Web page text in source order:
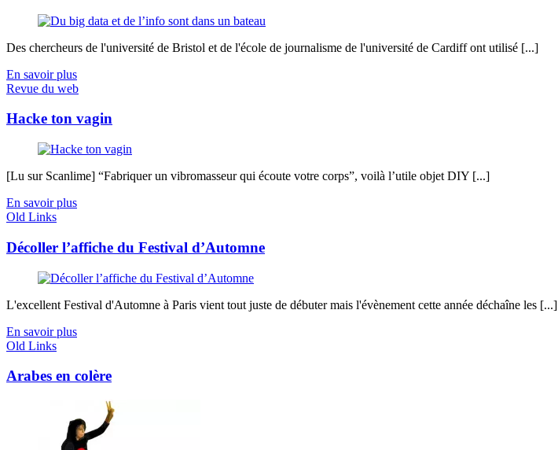
Des chercheurs de l'université de Bristol et de l'école de journalisme de l'université de Cardiff ont utilisé [...]
En savoir plus
Revue du web
Hacke ton vagin
[Lu sur Scanlime] “Fabriquer un vibromasseur qui écoute votre corps”, voilà l’utile objet DIY [...]
En savoir plus
Old Links
Décoller l’affiche du Festival d’Automne
L'excellent Festival d'Automne à Paris vient tout juste de débuter mais l'évènement cette année déchaîne les [...]
En savoir plus
Old Links
Arabes en colère